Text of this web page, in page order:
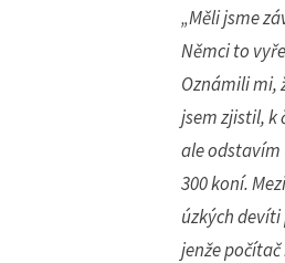
„Měli jsme
Němci to
Oznámili mi,
jsem zjistil, k
ale odstavím
300 koní.
úzkých
jenže